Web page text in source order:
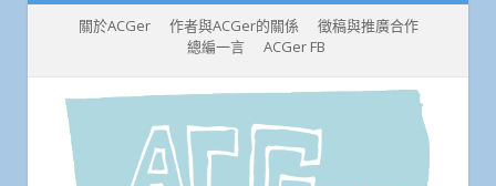
關於ACGer 作者與ACGer的關係
徵稿與推廣合作
總編一言
ACGer FB